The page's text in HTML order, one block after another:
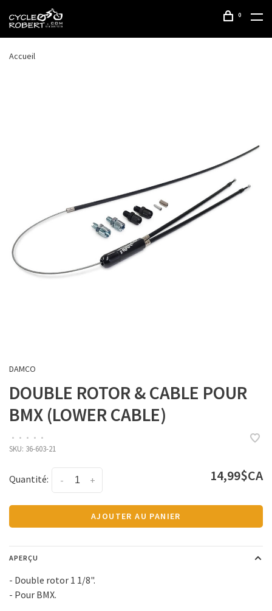
0
Accueil
DAMCO
DOUBLE ROTOR & CABLE POUR
BMX (LOWER CABLE)
• • • • •
SKU: 36-603-21
Quantité: +
- 14,99$CA
AJOUTER AU PANIER
APERÇU
- Double rotor 1 1/8".
- Pour BMX.